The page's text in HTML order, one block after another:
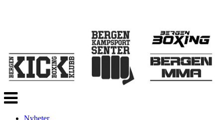
Veksle
navigasjon
Nyheter